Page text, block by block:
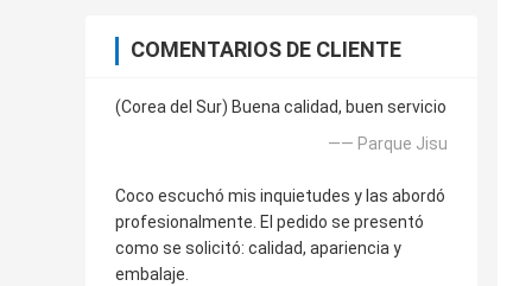
COMENTARIOS DE CLIENTE
(Corea del Sur) Buena calidad, buen servicio
—— Parque Jisu
Coco escuchó mis inquietudes y las abordó
profesionalmente. El pedido se presentó
como se solicitó: calidad, apariencia y
embalaje.